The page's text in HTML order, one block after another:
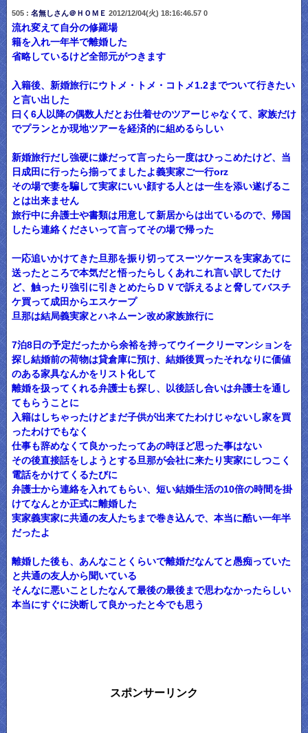
505 : 名無しさん＠ＨＯＭＥ 2012/12/04(火) 18:16:46.57 0
流れ変えて自分の修羅場
籍を入れ一年半で離婚した
省略しているけど全部元がつきます
入籍後、新婚旅行にウトメ・トメ・コトメ1.2までついて行きたい
と言い出した
曰く6人以降の偶数人だとお仕着せのツアーじゃなくて、家族だけ
でプランとか現地ツアーを経済的に組めるらしい
新婚旅行だし強硬に嫌だって言ったら一度はひっこめたけど、当
日成田に行ったら揃ってましたよ義実家ご一行orz
その場で妻を騙して実家にいい顔する人とは一生を添い遂げるこ
とは出来ません
旅行中に弁護士や書類は用意して新居からは出ているので、帰国
したら連絡くださいって言ってその場で帰った
一応追いかけてきた旦那を振り切ってスーツケースを実家あてに
送ったところで本気だと悟ったらしくあれこれ言い訳してたけ
ど、触ったり強引に引きとめたらＤＶで訴えるよと脅してバスチ
ケ買って成田からエスケープ
旦那は結局義実家とハネムーン改め家族旅行に
7泊8日の予定だったから余裕を持ってウイークリーマンションを
探し結婚前の荷物は貸倉庫に預け、結婚後買ったそれなりに価値
のある家具なんかをリスト化して
離婚を扱ってくれる弁護士も探し、以後話し合いは弁護士を通し
てもらうことに
入籍はしちゃったけどまだ子供が出来てたわけじゃないし家を買
ったわけでもなく
仕事も辞めなくて良かったってあの時ほど思った事はない
その後直接話をしようとする旦那が会社に来たり実家にしつこく
電話をかけてくるたびに
弁護士から連絡を入れてもらい、短い結婚生活の10倍の時間を掛
けてなんとか正式に離婚した
実家義実家に共通の友人たちまで巻き込んで、本当に酷い一年半
だったよ
離婚した後も、あんなことくらいで離婚だなんてと愚痴っていた
と共通の友人から聞いている
そんなに悪いことしたなんて最後の最後まで思わなかったらしい
本当にすぐに決断して良かったと今でも思う
スポンサーリンク